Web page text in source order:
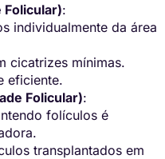
Folicular):
individualmente da área
cicatrizes mínimas.
eficiente.
Folicular):
folículos é
transplantados em